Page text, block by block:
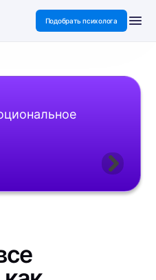
Подобрать психолога